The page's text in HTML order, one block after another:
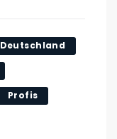
Deutschland
Profis